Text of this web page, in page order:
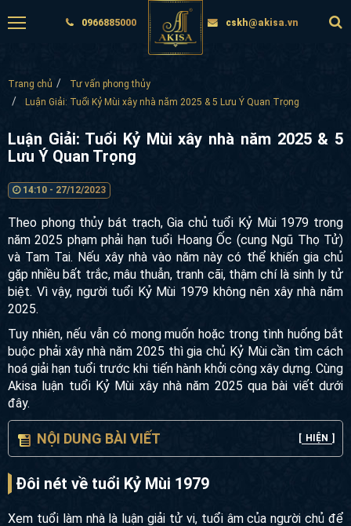
0966885000 cskh@akisa.vn
Trang chủ
Tư vấn phong thủy
Luận Giải: Tuổi Kỷ Mùi xây nhà năm 2025 & 5 Lưu Ý Quan Trọng
Luận Giải: Tuổi Kỷ Mùi xây nhà năm 2025 &
5 Lưu Ý Quan Trọng
14:10 - 27/12/2023
Theo phong thủy bát trạch, Gia chủ tuổi Kỷ Mùi 1979 trong
năm 2025 phạm phải hạn tuổi Hoang Ốc (cung Ngũ Thọ Tử)
và Tam Tai. Nếu xây nhà vào năm này có thể khiến gia chủ
gặp nhiều bất trắc, mâu thuẫn, tranh cãi, thậm chí là sinh ly
tử biệt. Vì vậy, người tuổi Kỷ Mùi 1979 không nên xây nhà
năm 2025.
Tuy nhiên, nếu vẫn có mong muốn hoặc trong tình huống bắt
buộc phải xây nhà năm 2025 thì gia chủ Kỷ Mùi cần tìm cách
hoá giải hạn tuổi trước khi tiến hành khởi công xây dựng.
Cùng Akisa luận tuổi Kỷ Mùi xây nhà năm 2025 qua bài viết
dưới đây.
NỘI DUNG BÀI VIẾT [ HIỆN ]
Đôi nét về tuổi Kỷ Mùi 1979
Xem tuổi làm nhà là luận giải tử vi, tuổi âm của người chủ